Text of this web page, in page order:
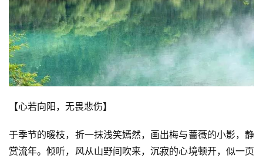
【心若向阳，无畏悲伤】
于季节的暖枝，折一抹浅笑嫣然，画出梅与蔷薇的小影，静
赏流年。倾听，风从山野间吹来，沉寂的心境顿开，似一页